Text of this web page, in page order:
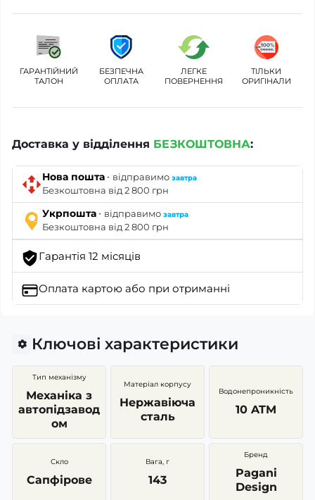
ГАРАНТІЙНИЙ
ТАЛОН
БЕЗПЕЧНА
ОПЛАТА
ЛЕГКЕ
ПОВЕРНЕННЯ
ТІЛЬКИ
ОРИГІНАЛИ
Доставка у відділення БЕЗКОШТОВНА:
Нова пошта · відправимо завтра
Безкоштовна від 2 800 грн
Укрпошта · відправимо завтра
Безкоштовна від 2 800 грн
Гарантія 12 місяців
Оплата картою або при отриманні
Ключові характеристики
Тип механізму
Механіка з
автопідзавод
ом
Матеріал корпусу
Нержавіюча
сталь
Водонепроникність
10 ATM
Скло
Сапфірове
Вага, г
143
Бренд
Pagani
Design